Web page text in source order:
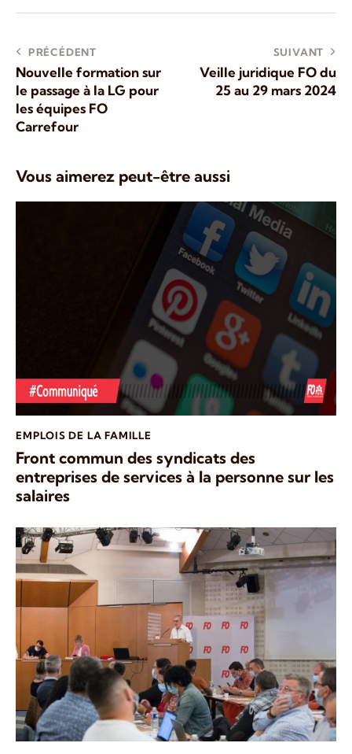
PRÉCÉDENT
Nouvelle formation sur
le passage à la LG pour
les équipes FO
Carrefour
SUIVANT
Veille juridique FO du
25 au 29 mars 2024
Vous aimerez peut-être aussi
EMPLOIS DE LA FAMILLE
Front commun des syndicats des
entreprises de services à la personne sur les
salaires